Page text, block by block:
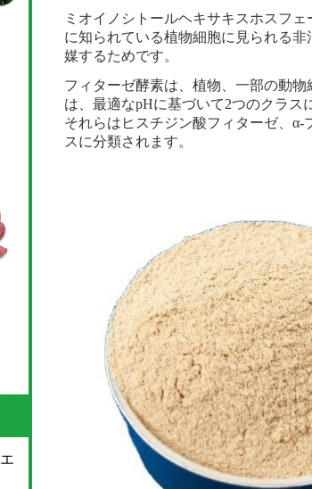
ミオイノシトールヘキサキスホスフ
に知られている植物細胞に見られる
媒するためです。
フィターゼ酵素は、植物、一部の動
は、最適なpHに基づいて2つのクラス
それらはヒスチジン酸フィターゼ、
スに分類されます。